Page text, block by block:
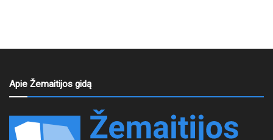
Apie Žemaitijos gidą